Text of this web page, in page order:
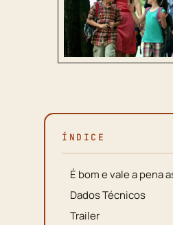
ÍNDICE
É bom e vale a pena
Dados Técnicos
Trailer